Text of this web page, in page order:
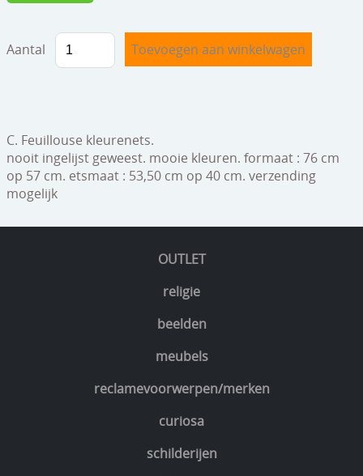
geschenkcheques
OUTLET
religie
beelden
meubels
reclamevoorwerpen/merken
curiosa
schilderijen
Aantal
C. Feuillouse kleurenets.
nooit ingelijst geweest. mooie kleuren. formaat : 76 cm
op 57 cm. etsmaat : 53,50 cm op 40 cm. verzending
mogelijk